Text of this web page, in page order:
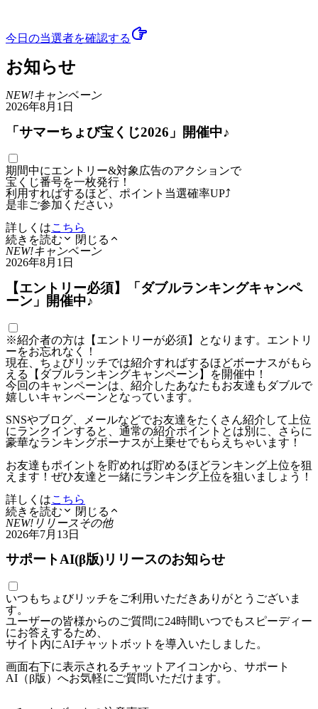
今日の当選者を確認する
お知らせ
NEW!キャンペーン
2026年8月1日
「サマーちょび宝くじ2026」開催中♪
期間中にエントリー&対象広告のアクションで
宝くじ番号を一枚発行！
利用すればするほど、ポイント当選確率UP⤴
是非ご参加ください♪
詳しくはこちら
続きを読む
閉じる
NEW!キャンペーン
2026年8月1日
【エントリー必須】「ダブルランキングキャンペ
ーン」開催中♪
※紹介者の方は【エントリーが必須】となります。エントリ
ーをお忘れなく！
現在、ちょびリッチでは紹介すればするほどボーナスがもら
える【ダブルランキングキャンペーン】を開催中！
今回のキャンペーンは、紹介したあなたもお友達もダブルで
嬉しいキャンペーンとなっています。
SNSやブログ、メールなどでお友達をたくさん紹介して上位
にランクインすると、通常の紹介ポイントとは別に、さらに
豪華なランキングボーナスが上乗せでもらえちゃいます！
お友達もポイントを貯めれば貯めるほどランキング上位を狙
えます！ぜひ友達と一緒にランキング上位を狙いましょう！
詳しくはこちら
続きを読む
閉じる
NEW! リリースその他
2026年7月13日
サポートAI(β版)リリースのお知らせ
いつもちょびリッチをご利用いただきありがとうございま
す。
ユーザーの皆様からのご質問に24時間いつでもスピーディー
にお答えするため、
サイト内にAIチャットボットを導入いたしました。
画面右下に表示されるチャットアイコンから、サポート
AI（β版）へお気軽にご質問いただけます。